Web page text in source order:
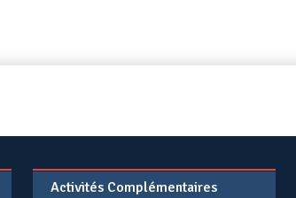
Harcèlement
Activités Complémentaires